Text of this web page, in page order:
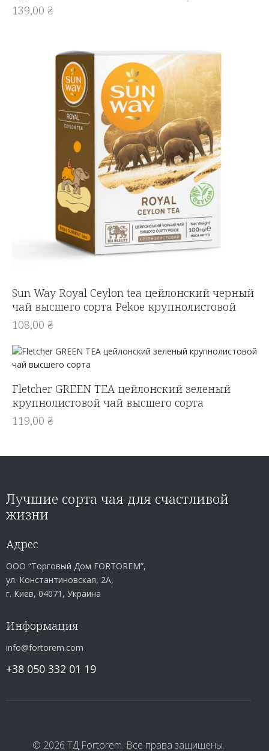
139,00 ₴
Sun Way Royal Ceylon tea цейлонский черный
чай высшего сорта Pekoe крупнолистовой
108,00 ₴
Fletcher GREEN TEA цейлонский зеленый
крупнолистовой чай высшего сорта
119,00 ₴
Лучшие сорта чая для счастливой
жизни
Адрес
ООО “Торговый Дом FORTOREM”,
ул. Константиновская, 2А,
г. Киев, 04071, Украина
Информация
info@fortorem.com
+38 050 332 01 19
© 2026 ТД Fortorem. Все права защищены.